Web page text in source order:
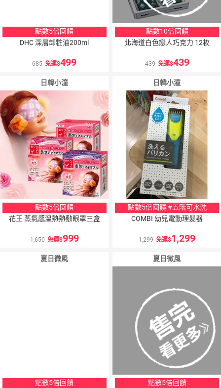
點數5倍回饋
DHC 深層卸粧油200ml
685 免運 499
點數10倍回饋
北海道白色戀人巧克力 12枚
439 免運 439
日韓小潼
點數5倍回饋
花王 蒸氣感溫熱熱敷眼罩三盒
1,650 免運 999
日韓小潼
點數5倍回饋 #五階可水洗
COMBI 幼兒電動理髮器
1,299 免運 1,299
夏日微風
點數5倍回饋
夏日微風
點數5倍回饋